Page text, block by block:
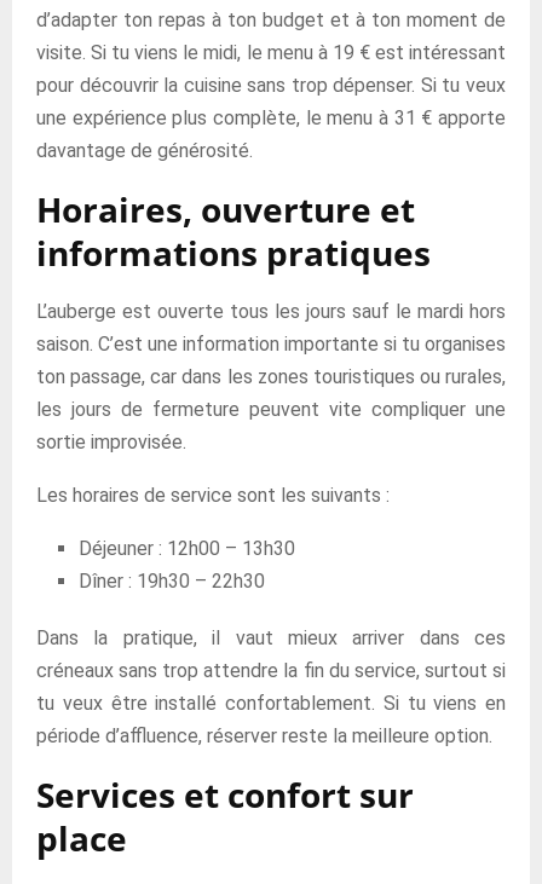
d’adapter ton repas à ton budget et à ton moment de
visite. Si tu viens le midi, le menu à 19 € est intéressant
pour découvrir la cuisine sans trop dépenser. Si tu veux
une expérience plus complète, le menu à 31 € apporte
davantage de générosité.
Horaires, ouverture et
informations pratiques
L’auberge est ouverte tous les jours sauf le mardi hors
saison. C’est une information importante si tu organises
ton passage, car dans les zones touristiques ou rurales,
les jours de fermeture peuvent vite compliquer une
sortie improvisée.
Les horaires de service sont les suivants :
Déjeuner : 12h00 – 13h30
Dîner : 19h30 – 22h30
Dans la pratique, il vaut mieux arriver dans ces
créneaux sans trop attendre la fin du service, surtout si
tu veux être installé confortablement. Si tu viens en
période d’affluence, réserver reste la meilleure option.
Services et confort sur
place